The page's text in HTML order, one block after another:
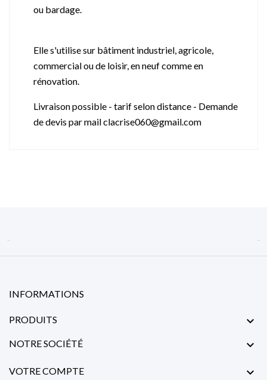
ou bardage.
Elle s'utilise sur bâtiment industriel, agricole,
commercial ou de loisir, en neuf comme en
rénovation.
Livraison possible - tarif selon distance - Demande
de devis par mail clacrise060@gmail.com
 
INFORMATIONS
PRODUITS 
NOTRE SOCIÉTÉ 
VOTRE COMPTE 